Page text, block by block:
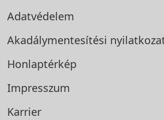
Adatvédelem
Akadálymentesítési
Honlaptérkép
Impresszum
Karrier